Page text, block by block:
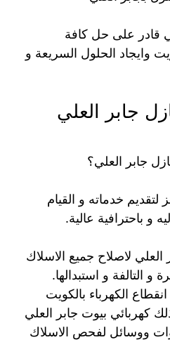
قادر على حل كافة
وايجاد الحلول السريعة و
جابر العلي
جابر العلي؟
لتقديم خدماته و القيام
و باحترافية عالية.
العلي لاصلاح جميع الاسلاك
و التالفة و استبدالها.
الكهرباء بالكويت
كهربائي بيوت جابر العلي
ووسائل لفحص الاسلاك